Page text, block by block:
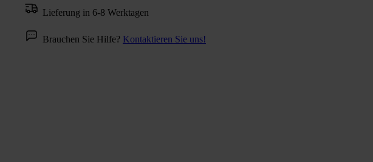
Lieferung in 6-8 Werktagen
Brauchen Sie Hilfe? Kontaktieren Sie uns!